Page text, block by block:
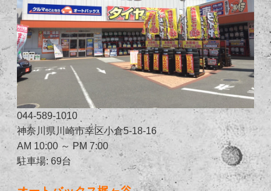
044-589-1010
神奈川県川崎市幸区小倉5-18-16
AM 10:00 ～ PM 7:00
駐車場: 69台